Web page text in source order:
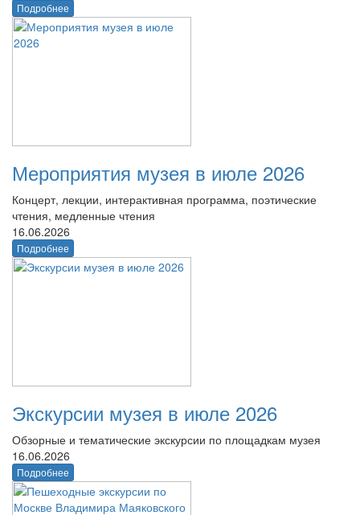
Подробнее
Мероприятия музея в июле 2026
Концерт, лекции, интерактивная программа, поэтические
чтения, медленные чтения
16.06.2026
Подробнее
Экскурсии музея в июле 2026
Обзорные и тематические экскурсии по площадкам музея
16.06.2026
Подробнее